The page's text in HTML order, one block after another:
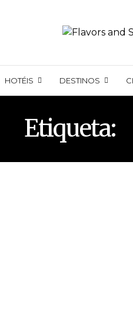
HOTÉIS DESTINOS
Etiqueta: